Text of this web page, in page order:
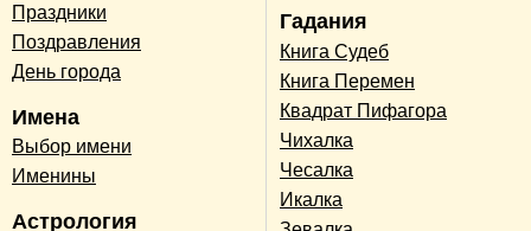
Праздники
Поздравления
День города
Имена
Выбор имени
Именины
Астрология
Гадания
Книга Судеб
Книга Перемен
Квадрат Пифагора
Чихалка
Чесалка
Икалка